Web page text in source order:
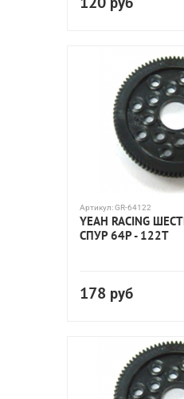
Артикул:GR-64122
YEAH RACING
СПУР 64P - 122T
178 руб